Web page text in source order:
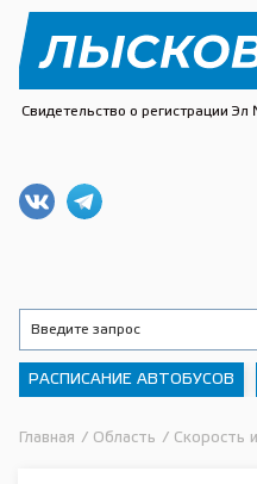
Свидетельство о регистрации
РАСПИСАНИЕ АВТОБУСОВ
Главная / Область / Скорость